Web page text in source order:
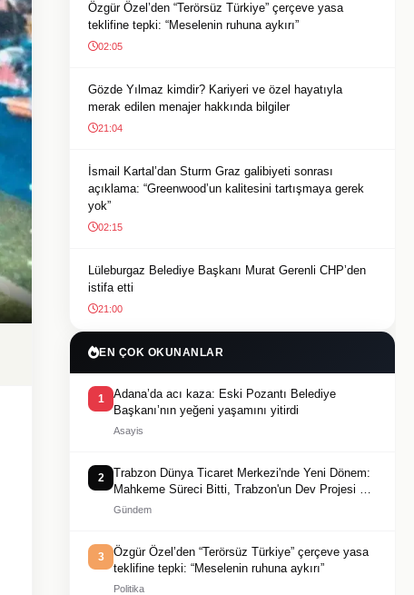
Özgür Özel’den “Terörsüz Türkiye” çerçeve yasa
teklifine tepki: “Meselenin ruhuna aykırı”
02:05
Gözde Yılmaz kimdir? Kariyeri ve özel hayatıyla
merak edilen menajer hakkında bilgiler
21:04
İsmail Kartal’dan Sturm Graz galibiyeti sonrası
açıklama: “Greenwood’un kalitesini tartışmaya gerek
yok”
02:15
Lüleburgaz Belediye Başkanı Murat Gerenli CHP’den
istifa etti
21:00
EN ÇOK OKUNANLAR
1
Adana’da acı kaza: Eski Pozantı Belediye
Başkanı’nın yeğeni yaşamını yitirdi
Asayis
2
Trabzon Dünya Ticaret Merkezi'nde Yeni Dönem:
Mahkeme Süreci Bitti, Trabzon'un Dev Projesi Ne
Zaman Tamamlanacak?
Gündem
3
Özgür Özel’den “Terörsüz Türkiye” çerçeve yasa
teklifine tepki: “Meselenin ruhuna aykırı”
Politika